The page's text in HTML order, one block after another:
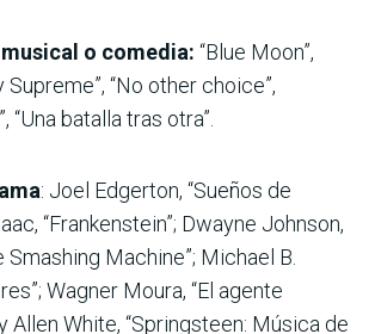
o comedia: “Blue Moon”,
Supreme”, “No other choice”,
“Una batalla tras otra”.
: Joel Edgerton, “Sueños de
“Frankenstein”; Dwayne Johnson,
Smashing Machine”; Michael B.
Wagner Moura, “El agente
Allen White, “Springsteen: Música de